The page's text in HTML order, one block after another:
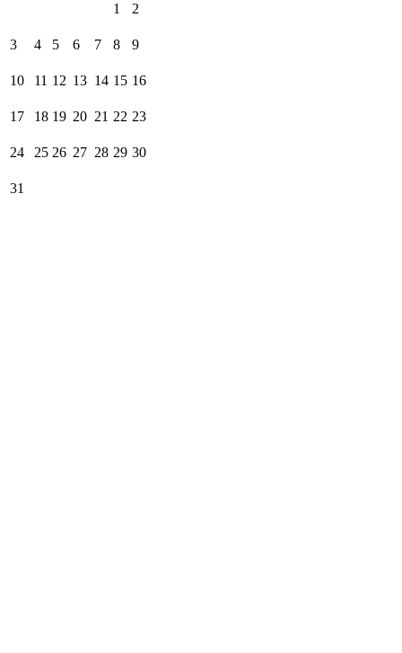
1
2
3 4 5 6 7 8 9
10 11 12 13 14 15 16
17 18 19 20 21 22 23
24 25 26 27 28 29 30
31